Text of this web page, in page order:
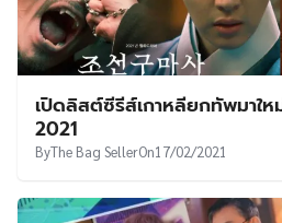
เปิดลิสต์ซีรีส์เกาหลียกทัพมาให
2021
ByThe Bag SellerOn17/02/2021